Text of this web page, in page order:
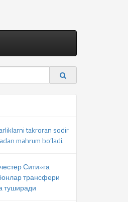
takroran sodir
mahrum bo‘ladi.
Сити»га
трансфери
туширади